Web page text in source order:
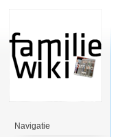
Navigatie